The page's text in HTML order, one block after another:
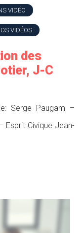
VIDÉO
VIDÉOS
des
J-C
Serge Paugam –
Esprit Civique Jean-